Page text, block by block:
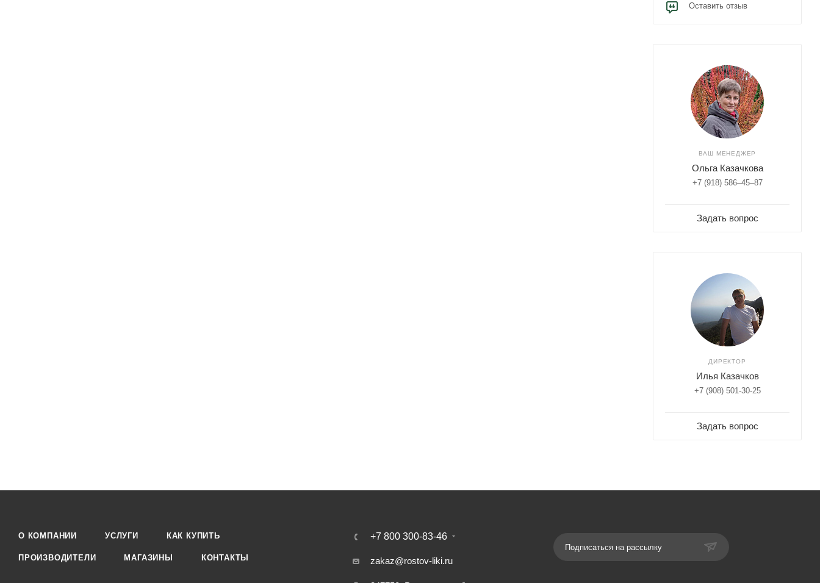
Оставить отзыв
ВАШ МЕНЕДЖЕР
Ольга Казачкова
+7 (918) 586–45–87
Задать вопрос
ДИРЕКТОР
Илья Казачков
+7 (908) 501-30-25
Задать вопрос
О КОМПАНИИ УСЛУГИ КАК КУПИТЬ
ПРОИЗВОДИТЕЛИ МАГАЗИНЫ КОНТАКТЫ
+7 800 300-83-46
zakaz@rostov-liki.ru
Подписаться на рассылку